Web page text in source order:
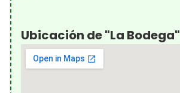
Ubicación de "La Bodega"